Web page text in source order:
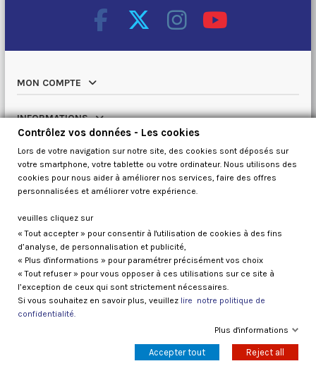
MON COMPTE
INFORMATIONS
NOTRE CATALOGUE
QUI SOMMES NOUS
Contrôlez vos données
Galaxy kayaks France 2026
Contrôlez vos données - Les cookies
Lors de votre navigation sur notre site, des cookies sont déposés sur
votre smartphone, votre tablette ou votre ordinateur. Nous utilisons des
cookies pour nous aider à améliorer nos services, faire des offres
personnalisées et améliorer votre expérience.
veuilles cliquez sur
« Tout accepter » pour consentir à l'utilisation de cookies à des fins
d’analyse, de personnalisation et publicité,
« Plus d'informations » pour paramétrer précisément vos choix
« Tout refuser » pour vous opposer à ces utilisations sur ce site à
l’exception de ceux qui sont strictement nécessaires.
Si vous souhaitez en savoir plus, veuillez lire notre politique de
confidentialité.
Plus d'informations
Accepter tout Reject all